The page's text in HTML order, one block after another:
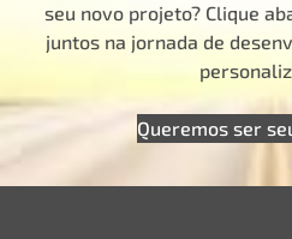
seu novo projeto? Clique
juntos na jornada de
Queremos ser